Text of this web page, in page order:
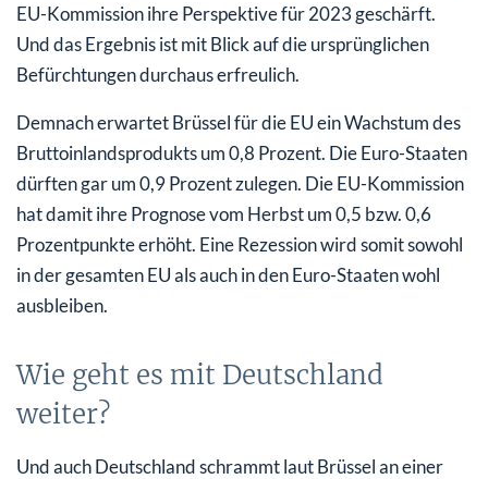
EU-Kommission ihre Perspektive für 2023 geschärft.
Und das Ergebnis ist mit Blick auf die ursprünglichen
Befürchtungen durchaus erfreulich.
Demnach erwartet Brüssel für die EU ein Wachstum des
Bruttoinlandsprodukts um 0,8 Prozent. Die Euro-Staaten
dürften gar um 0,9 Prozent zulegen. Die EU-Kommission
hat damit ihre Prognose vom Herbst um 0,5 bzw. 0,6
Prozentpunkte erhöht. Eine Rezession wird somit sowohl
in der gesamten EU als auch in den Euro-Staaten wohl
ausbleiben.
Wie geht es mit Deutschland
weiter?
Und auch Deutschland schrammt laut Brüssel an einer